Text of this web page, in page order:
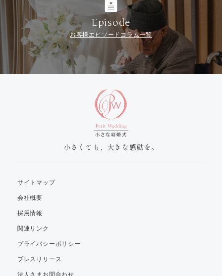
Episode
お客様エピソードコラム一覧
小さくても、大きな感動を。
サイトマップ
会社概要
採用情報
関連リンク
プライバシーポリシー
プレスリリース
法人さまお問合わせ